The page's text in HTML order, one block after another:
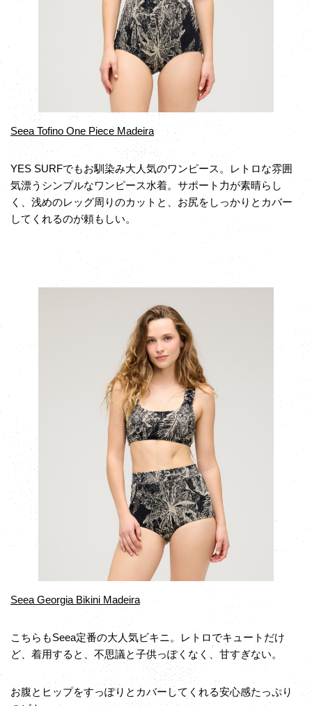
Seea Tofino One Piece Madeira
YES SURFでもお馴染み大人気のワンピース。レトロな雰囲
気漂うシンプルなワンピース水着。サポート力が素晴らし
く、浅めのレッグ周りのカットと、お尻をしっかりとカバー
してくれるのが頼もしい。
Seea Georgia Bikini Madeira
こちらもSeea定番の大人気ビキニ。レトロでキュートだけ
ど、着用すると、不思議と子供っぽくなく、甘すぎない。
お腹とヒップをすっぽりとカバーしてくれる安心感たっぷり